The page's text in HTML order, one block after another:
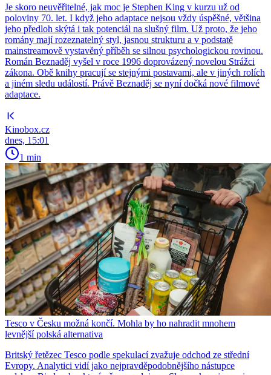
Je skoro neuvěřitelné, jak moc je Stephen King v kurzu už od
poloviny 70. let. I když jeho adaptace nejsou vždy úspěšné, většina
jeho předloh skýtá i tak potenciál na slušný film. Už proto, že jeho
romány mají rozeznatelný styl, jasnou strukturu a v podstatě
mainstreamově vystavěný příběh se silnou psychologickou rovinou.
Román Beznaděj vyšel v roce 1996 doprovázený novelou Strážci
zákona. Obě knihy pracují se stejnými postavami, ale v jiných rolích
a jiném sledu událostí. Právě Beznaděj se nyní dočká nové filmové
adaptace.
Kinobox.cz
dnes, 15:01
1 min
Tesco v Česku možná končí. Mohla by ho nahradit mnohem
levnější polská alternativa
Britský řetězec Tesco podle spekulací zvažuje odchod ze střední
Evropy. Analytici vidí jako nejpravděpodobnějšího nástupce